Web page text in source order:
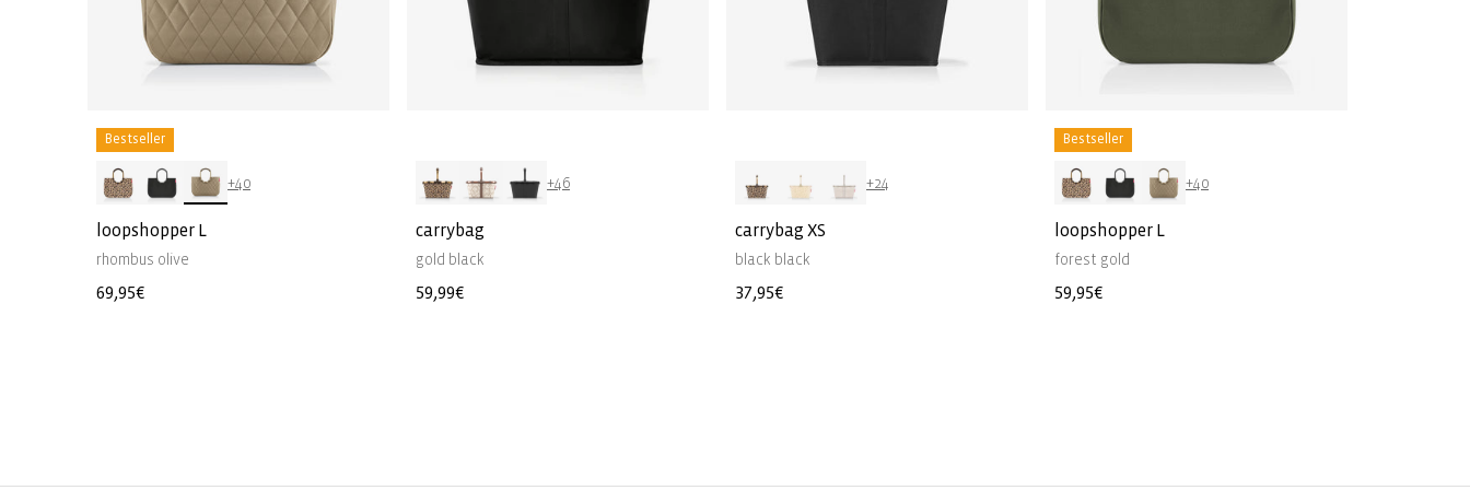
Bestseller
+40
loopshopper L
rhombus olive
Normale
69,95€
+46
carrybag
gold black
Normale
59,99€
+24
carrybag XS
black black
Normale
37,95€
Bestseller
+40
loopshopper L
forest gold
Normale
59,95€